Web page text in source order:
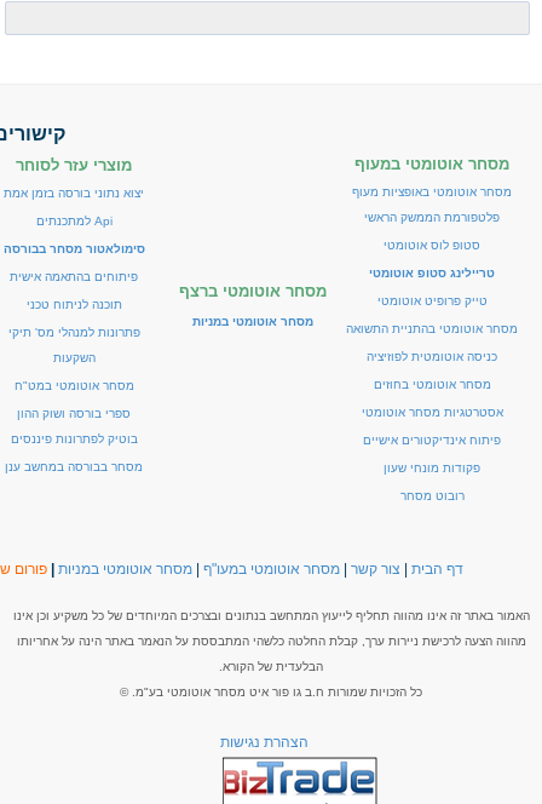
מסחר אוטומטי במעוף
מסחר אוטומטי באופציות מעוף
פלטפורמת הממשק הראשי
סטופ לוס אוטומטי
טריילינג סטופ אוטומטי
טייק פרופיט אוטומטי
מסחר אוטומטי בהתניית התשואה
כניסה אוטומטית לפוזיציה
מסחר אוטומטי בחוזים
אסטרטגיות מסחר אוטומטי
פיתוח אינדיקטורים אישיים
פקודות מונחי שעון
רובוט מסחר
מסחר אוטומטי ברצף
מסחר אוטומטי במניות
מוצרי עזר לסוחר
יצוא נתוני בורסה בזמן אמת
Api למתכנתים
סימולאטור מסחר בבורסה
פיתוחים בהתאמה אישית
תוכנה לניתוח טכני
פתרונות למנהלי מס' תיקי
השקעות
מסחר אוטומטי במט"ח
ספרי בורסה ושוק ההון
בוטיק לפתרונות פיננסים
מסחר בבורסה במחשב ענן
דף הבית | צור קשר | מסחר אוטומטי במעו"ף | מסחר אוטומטי במניות | פורום
האמור באתר זה אינו מהווה תחליף לייעוץ המתחשב בנתונים ובצרכים המיוחדים של כל משקיע וכן אינו
מהווה הצעה לרכישת ניירות ערך, קבלת החלטה כלשהי המתבססת על הנאמר באתר הינה על אחריותו
הבלעדית של הקורא.
כל הזכויות שמורות ח.ב גו פור איט מסחר אוטומטי בע"מ. ©
הצהרת נגישות